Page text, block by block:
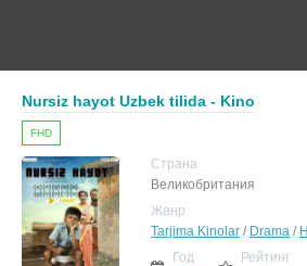
Nursiz hayot Uzbek tilida - Kino
FHD
Страна
Великобритания
Жанр
Tarjima Kinolar / Drama /
Год
Рейтинг